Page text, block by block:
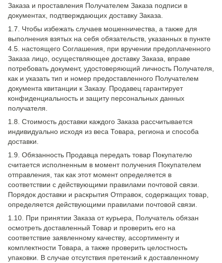
Заказа и проставления Получателем Заказа подписи в
документах, подтверждающих доставку Заказа.
1.7. Чтобы избежать случаев мошенничества, а также для
выполнения взятых на себя обязательств, указанных в пункте
4.5. настоящего Соглашения, при вручении предоплаченного
Заказа лицо, осуществляющее доставку Заказа, вправе
потребовать документ, удостоверяющий личность Получателя,
как и указать тип и номер предоставленного Получателем
документа квитанции к Заказу. Продавец гарантирует
конфиденциальность и защиту персональных данных
получателя.
1.8. Стоимость доставки каждого Заказа рассчитывается
индивидуально исходя из веса Товара, региона и способа
доставки.
1.9. Обязанность Продавца передать товар Покупателю
считается исполненным в момент получения Покупателем
отправления, так как этот момент определяется в
соответствии с действующими правилами почтовой связи.
Порядок доставки и раскрытия Отправок, содержащих товар,
определяется действующими правилами почтовой связи.
1.10. При принятии Заказа от курьера, Получатель обязан
осмотреть доставленный Товар и проверить его на
соответствие заявленному качеству, ассортименту и
комплектности Товара, а также проверить целостность
упаковки. В случае отсутствия претензий к доставленному